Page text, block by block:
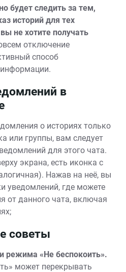
будет следить за тем,
историй для тех
не хотите получать
отключение
способ
в
о историях только
или группы, вам следует
для этого чата.
экрана, есть иконка с
Нажав на неё, вы
уведомлений, где можете
от данного чата, включая
советы
режима «Не беспокоить».
может перекрывать